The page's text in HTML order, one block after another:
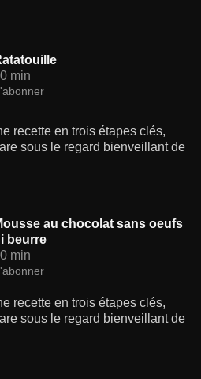
min
recette en trois étapes clés,
sous le regard bienveillant de
au chocolat sans oeufs
beurre
min
recette en trois étapes clés,
sous le regard bienveillant de